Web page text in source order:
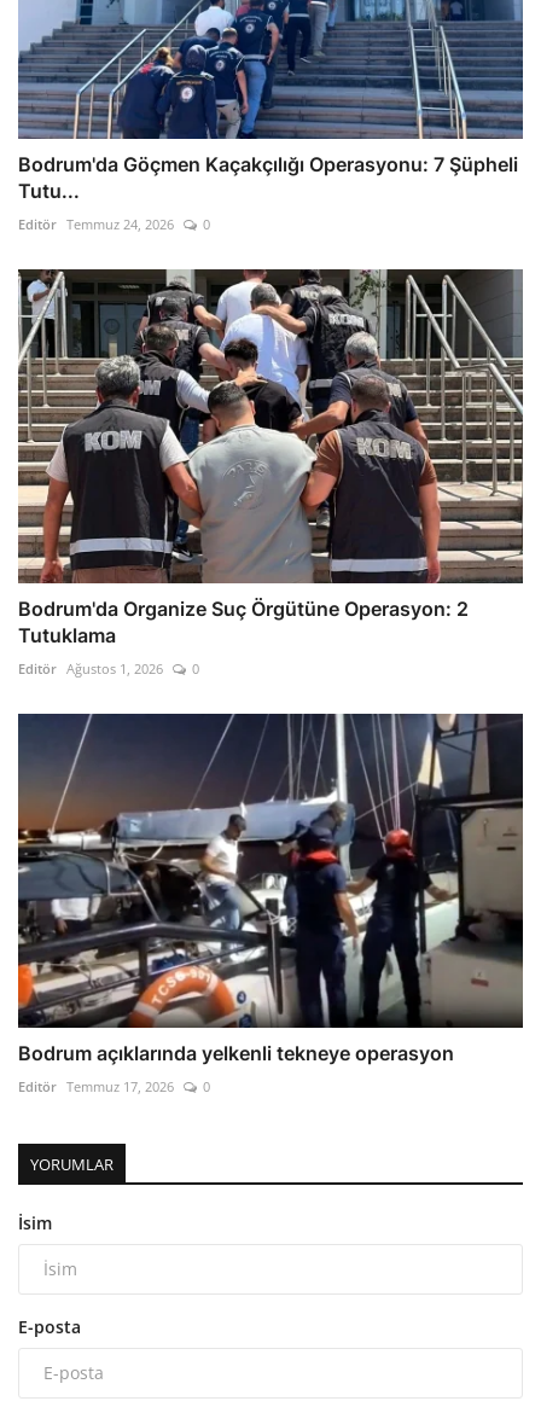
Bodrum'da Göçmen Kaçakçılığı Operasyonu: 7 Şüpheli
Tutu...
Editör Temmuz 24, 2026 0
Bodrum'da Organize Suç Örgütüne Operasyon: 2
Tutuklama
Editör Ağustos 1, 2026 0
Bodrum açıklarında yelkenli tekneye operasyon
Editör Temmuz 17, 2026 0
YORUMLAR
İsim
E-posta